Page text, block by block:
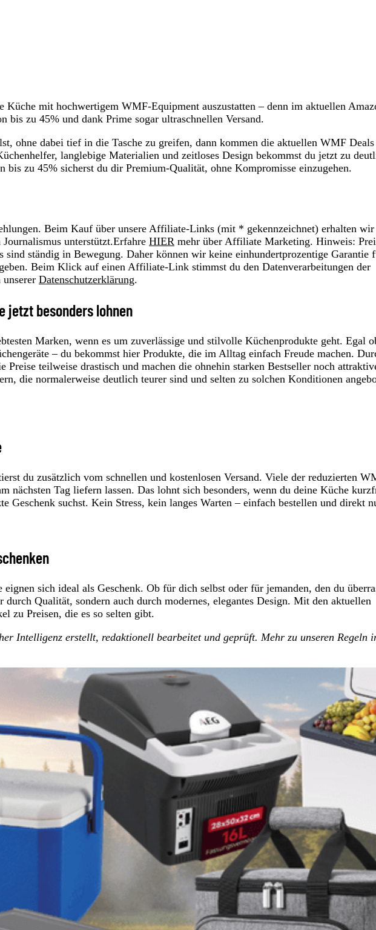
Küche mit hochwertigem WMF‑Equipment auszustatten – denn im aktuellen
bis zu 45% und dank Prime sogar ultraschnellen Versand.
ohne dabei tief in die Tasche zu greifen, dann kommen die aktuellen WMF
langlebige Materialien und zeitloses Design bekommst du jetzt zu
bis zu 45% sicherst du dir Premium‑Qualität, ohne Kompromisse einzugehen.
Beim Kauf über unsere Affiliate-Links (mit * gekennzeichnet) erhalten wir
unterstützt.Erfahre HIER mehr über Affiliate Marketing. Hinweis:
sind ständig in Bewegung. Daher können wir keine einhundertprozentige Garantie
Beim Klick auf einen Affiliate-Link stimmst du den Datenverarbeitungen der
Datenschutzerklärung.
jetzt besonders lohnen
Marken, wenn es um zuverlässige und stilvolle Küchenprodukte geht. Egal
– du bekommst hier Produkte, die im Alltag einfach Freude machen.
Preise teilweise drastisch und machen die ohnehin starken Bestseller noch
die normalerweise deutlich teurer sind und selten zu solchen Konditionen
du zusätzlich vom schnellen und kostenlosen Versand. Viele der reduzierten
nächsten Tag liefern lassen. Das lohnt sich besonders, wenn du deine Küche
Geschenk suchst. Kein Stress, kein langes Warten – einfach bestellen und direkt
sich ideal als Geschenk. Ob für dich selbst oder für jemanden, den du
Qualität, sondern auch durch modernes, elegantes Design. Mit den aktuellen
zu Preisen, die es so selten gibt.
Intelligenz erstellt, redaktionell bearbeitet und geprüft. Mehr zu unseren Regeln